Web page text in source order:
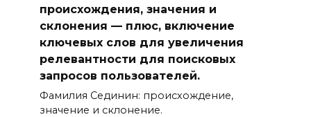
происхождения, значения и
склонения — плюс, включение
ключевыx слов для увеличения
релевантности для поисковых
запросов пользователей.
Фамилия Сединин: происхождение,
значение и склонение.